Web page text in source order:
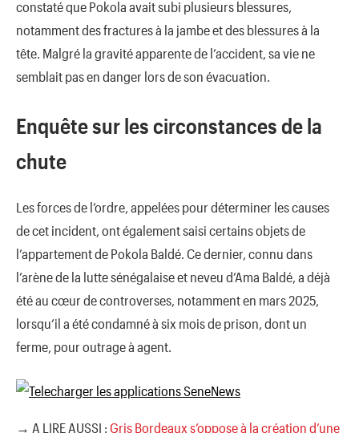
constaté que Pokola avait subi plusieurs blessures,
notamment des fractures à la jambe et des blessures à la
tête. Malgré la gravité apparente de l’accident, sa vie ne
semblait pas en danger lors de son évacuation.
Enquête sur les circonstances de la
chute
Les forces de l’ordre, appelées pour déterminer les causes
de cet incident, ont également saisi certains objets de
l’appartement de Pokola Baldé. Ce dernier, connu dans
l’arène de la lutte sénégalaise et neveu d’Ama Baldé, a déjà
été au cœur de controverses, notamment en mars 2025,
lorsqu’il a été condamné à six mois de prison, dont un
ferme, pour outrage à agent.
→ A LIRE AUSSI : Gris Bordeaux s’oppose à la création d’une